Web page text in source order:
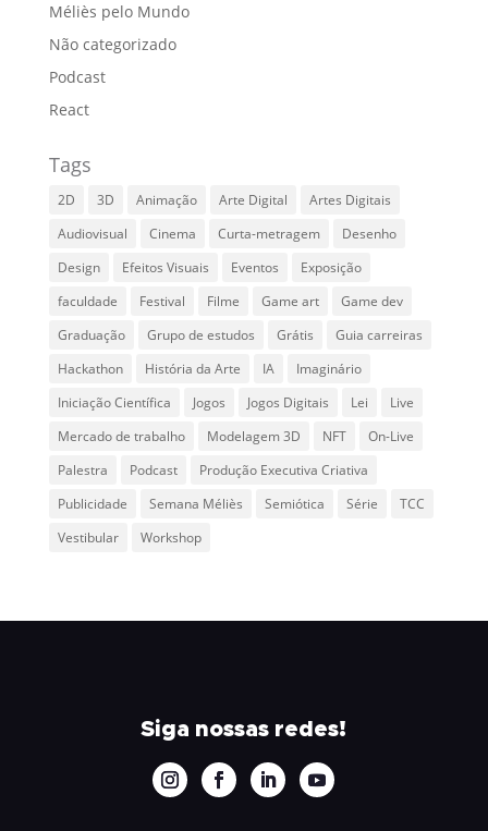
Méliès pelo Mundo
Não categorizado
Podcast
React
Tags
2D 3D Animação Arte Digital
Artes Digitais
Audiovisual
Cinema Curta-metragem
Desenho
Design
Efeitos Visuais Eventos
Exposição
faculdade
Festival Filme Game art
Game dev
Graduação
Grupo de estudos Grátis
Guia carreiras
Hackathon
História da Arte IA
Imaginário
Iniciação Científica
Jogos Jogos Digitais Lei
Live
Mercado de trabalho
Modelagem 3D NFT
On-Live
Palestra
Podcast
Produção Executiva Criativa
Publicidade
Semana Méliès Semiótica Série
TCC
Vestibular
Workshop
Siga nossas redes!